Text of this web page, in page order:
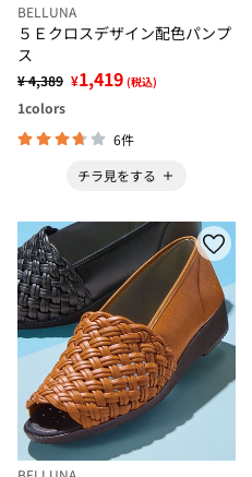
BELLUNA
５Ｅクロスデザイン配色パンプ
ス
¥ 4,389 ¥1,419 (税込)
1colors
6件
チラ見をする